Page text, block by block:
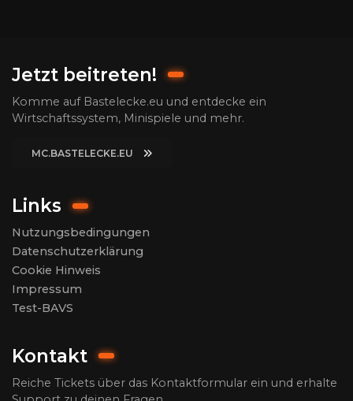
Jetzt beitreten!
Komme auf Bastelecke.eu und entdecke ein
Wirtschaftssystem, Minispiele und mehr.
MC.BASTELECKE.EU
Links
Nutzungsbedingungen
Datenschutzerklärung
Cookie Hinweis
Impressum
Test-BAVS
Kontakt
Reiche Tickets über das Kontaktformular ein und erhalte